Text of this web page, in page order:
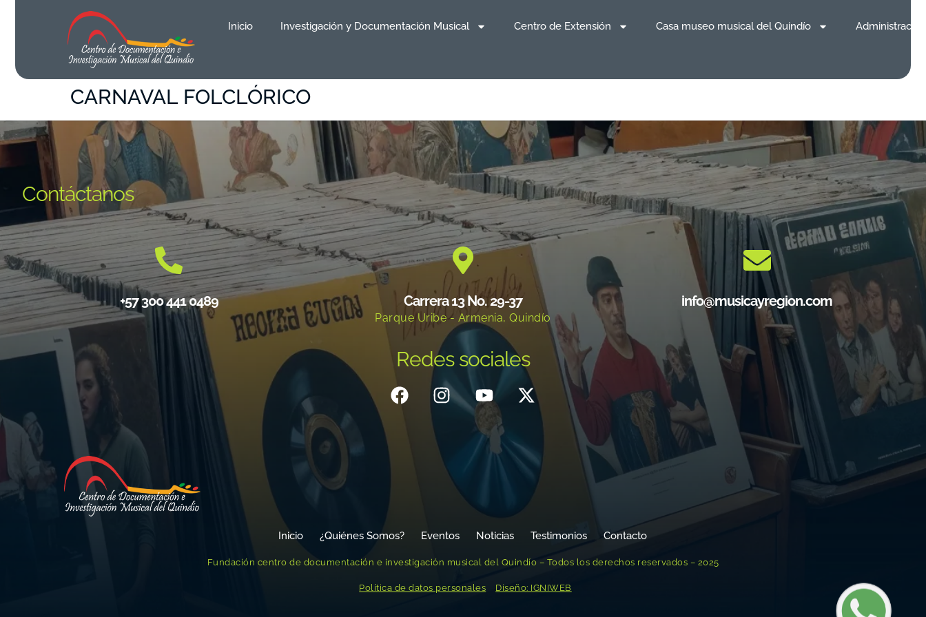
Inicio Investigación y Documentación Musical Centro de Extensión Casa museo musical del Quindío
CARNAVAL FOLCLÓRICO
Contáctanos
+57 300 441 0489 Carrera 13 No. 29-37
Parque Uribe - Armenia, Quindío
info@musicayregion.com
Redes sociales
Inicio ¿Quiénes Somos? Eventos Noticias Testimonios Contacto
Fundación centro de documentación e investigación musical del Quindío – Todos los derechos reservados – 2025
Política de datos personales Diseño: IGNIWEB